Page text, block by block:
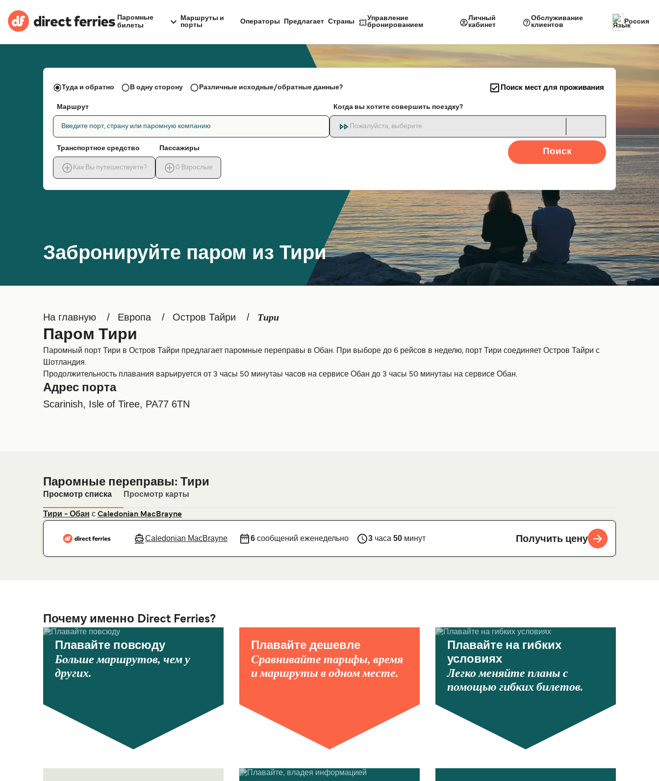
Паромные
билеты
Маршруты и
порты
Операторы Предлагает Страны
Управление
бронированием
Личный
кабинет
Обслуживание
клиентов
Россия
Забронируйте паром из Тири
Туда и обратно В одну сторону Различные исходные/обратные данные? Поиск мест для проживания
Маршрут
Введите порт, страну или паромную компанию
Когда вы хотите совершить поездку?
Пожалуйста, выберите
Транспортное средство
Как Вы путешествуете?
Пассажиры
0 Взрослые
Поиск
На главную Европа Остров Тайри Тири
Паром Тири
Паромный порт Тири в Остров Тайри предлагает паромные переправы в Обан. При выборе до 6 рейсов в неделю, порт Тири соединяет Остров Тайри с
Шотландия.
Продолжительность плавания варьируется от 3 часы 50 минутаы часов на сервисе Обан до 3 часы 50 минутаы на сервисе Обан.
Адрес порта
Scarinish, Isle of Tiree, PA77 6TN
Паромные переправы: Тири
Просмотр списка Просмотр карты
Тири - Обан с Caledonian MacBrayne
Caledonian MacBrayne 6 сообщений еженедельно 3 часа50 минут Получить цену
Почему именно Direct Ferries?
Плавайте повсюду
Больше маршрутов, чем у
других.
Плавайте дешевле
Сравнивайте тарифы, время
и маршруты в одном месте.
Плавайте на гибких
условиях
Легко меняйте планы с
помощью гибких билетов.